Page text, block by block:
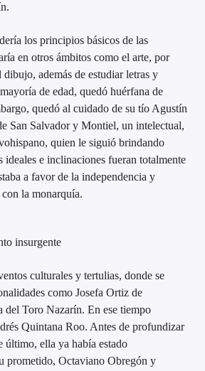
los principios básicos de las
en otros ámbitos como el arte, por
además de estudiar letras y
de edad, quedó huérfana de
quedó al cuidado de su tío Agustín
San Salvador y Montiel, un intelectual,
quien le siguió brindando
ideales e inclinaciones fueran totalmente
a favor de la independencia y
la monarquía.
insurgente
culturales y tertulias, donde se
como Josefa Ortiz de
del Toro Nazarín. En ese tiempo
Quintana Roo. Antes de profundizar
último, ella ya había estado
prometido, Octaviano Obregón y